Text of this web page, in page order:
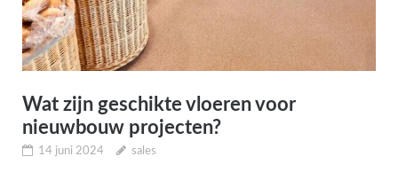
Wat zijn geschikte vloeren voor
nieuwbouw projecten?
14 juni 2024 sales